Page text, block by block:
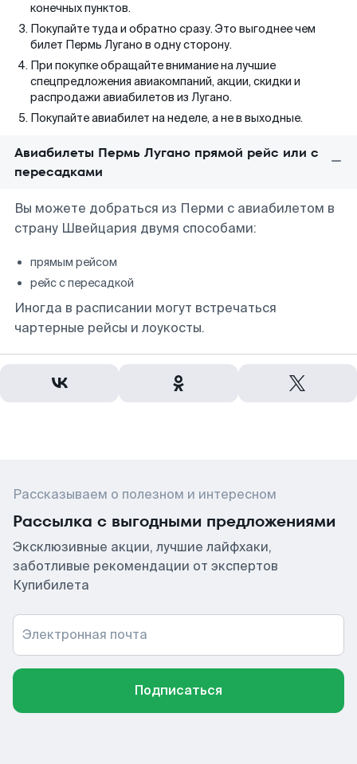
конечных пунктов.
Покупайте туда и обратно сразу. Это выгоднее чем
билет Пермь Лугано в одну сторону.
При покупке обращайте внимание на лучшие
спецпредложения авиакомпаний, акции, скидки и
распродажи авиабилетов из Лугано.
Покупайте авиабилет на неделе, а не в выходные.
Авиабилеты Пермь Лугано прямой рейс или с
пересадками
Вы можете добраться из Перми с авиабилетом в
страну Швейцария двумя способами:
прямым рейсом
рейс с пересадкой
Иногда в расписании могут встречаться
чартерные рейсы и лоукосты.
Рассказываем о полезном и интересном
Рассылка с выгодными предложениями
Эксклюзивные акции, лучшие лайфхаки,
заботливые рекомендации от экспертов
Купибилета
Электронная почта
Подписаться